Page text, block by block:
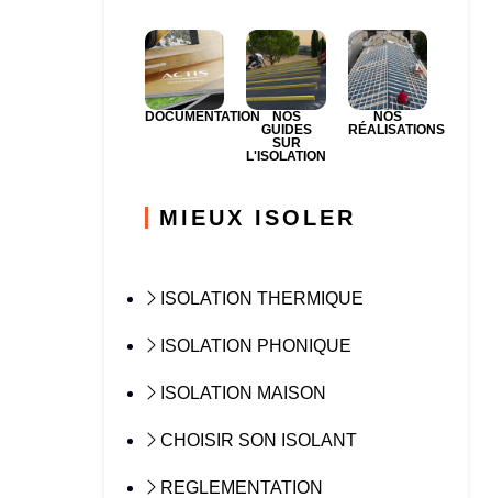
DOCUMENTATION
NOS
GUIDES
SUR
L'ISOLATION
NOS
RÉALISATIONS
MIEUX ISOLER
ISOLATION THERMIQUE
ISOLATION PHONIQUE
ISOLATION MAISON
CHOISIR SON ISOLANT
REGLEMENTATION